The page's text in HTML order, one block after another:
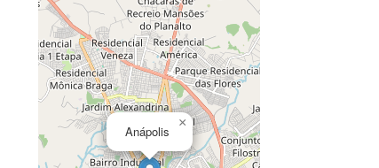
Anápolis
×